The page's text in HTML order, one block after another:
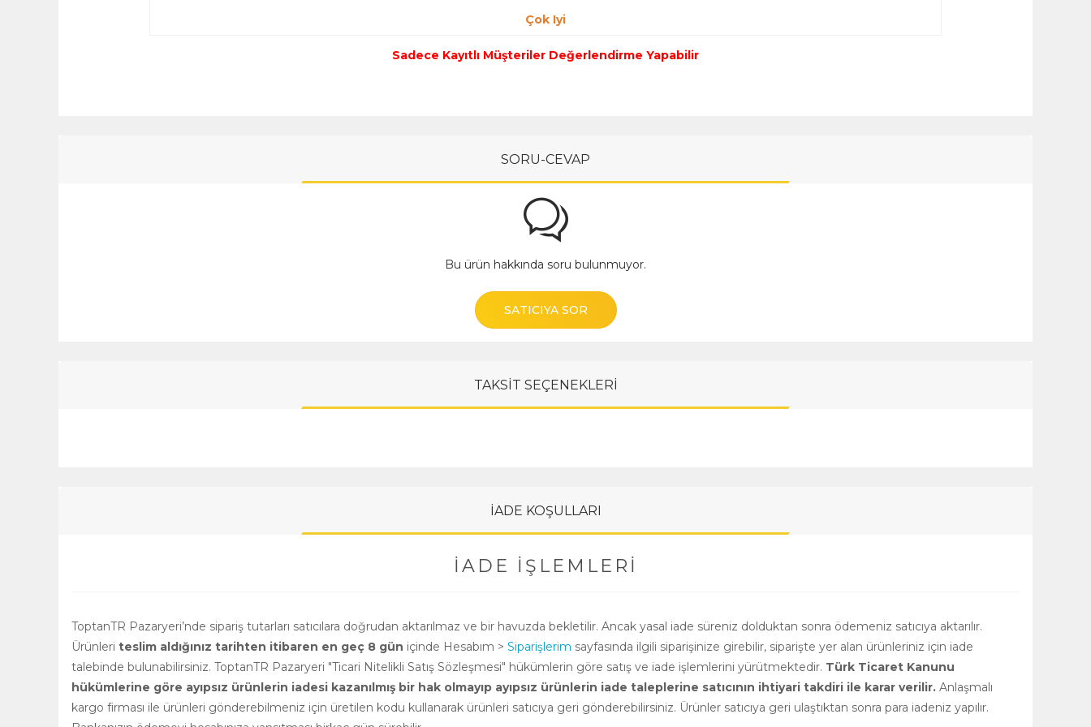
Çok Iyi
Sadece Kayıtlı Müşteriler Değerlendirme Yapabilir
SORU-CEVAP
Bu ürün hakkında soru bulunmuyor.
SATICIYA SOR
TAKSİT SEÇENEKLERİ
İADE KOŞULLARI
İADE İŞLEMLERI
ToptanTR Pazaryeri’nde sipariş tutarları satıcılara doğrudan aktarılmaz ve bir havuzda bekletilir. Ancak yasal iade süreniz dolduktan sonra ödemeniz satıcıya aktarılır.
Ürünleri teslim aldığınız tarihten itibaren en geç 8 gün içinde Hesabım > Siparişlerim sayfasında ilgili siparişinize girebilir, siparişte yer alan ürünleriniz için iade
talebinde bulunabilirsiniz. ToptanTR Pazaryeri "Ticari Nitelikli Satış Sözleşmesi" hükümlerin göre satış ve iade işlemlerini yürütmektedir. Türk Ticaret Kanunu
hükümlerine göre ayıpsız ürünlerin iadesi kazanılmış bir hak olmayıp ayıpsız ürünlerin iade taleplerine satıcının ihtiyari takdiri ile karar verilir. Anlaşmalı
kargo firması ile ürünleri gönderebilmeniz için üretilen kodu kullanarak ürünleri satıcıya geri gönderebilirsiniz. Ürünler satıcıya geri ulaştıktan sonra para iadeniz yapılır.